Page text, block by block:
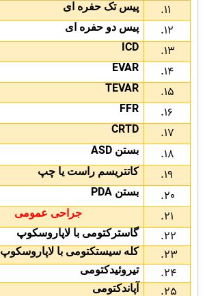
پیس تک حفره ای
پیس دو حفره ای
ICD
EVAR
TEVAR
FFR
CRTD
بستنASD
کاتتریسم راست یا چپ
بستنPDA
جراحی عمومی
گاسترکتومی با لاپاروسکوپ
کله سیستکتومی با لاپاروسکوپ
تیروئیدکتومی
آپاندکتومی